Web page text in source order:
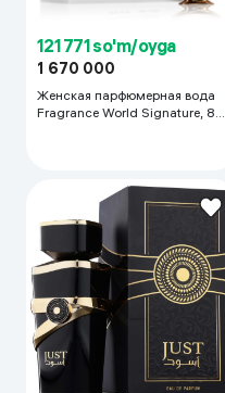
121 771 so'm/oyga
1 670 000
Женская парфюмерная вода
Fragrance World Signature, 80